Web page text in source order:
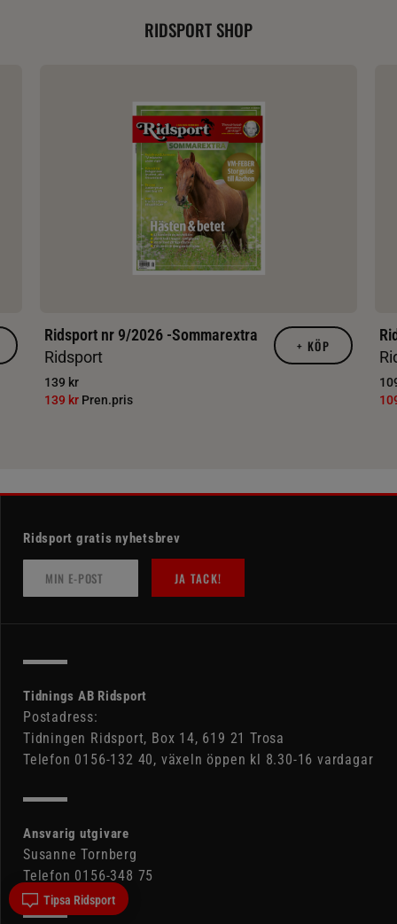
RIDSPORT SHOP
Ridsport nr 9/2026 -Sommarextra
Ridsport
139 kr
139 kr Pren.pris
+ KÖP
Tipsa Ridsport
Ridsport gratis nyhetsbrev
JA TACK!
Tidnings AB Ridsport
Postadress:
Tidningen Ridsport, Box 14, 619 21 Trosa
Telefon 0156-132 40, växeln öppen kl 8.30-16 vardagar
Ansvarig utgivare
Susanne Tornberg
Telefon 0156-348 75